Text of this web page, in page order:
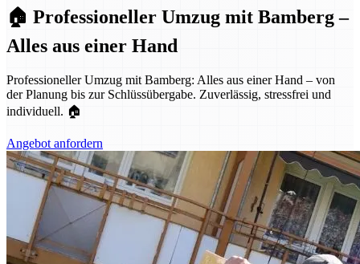
🏠 Professioneller Umzug mit Bamberg –
Alles aus einer Hand
Professioneller Umzug mit Bamberg: Alles aus einer Hand – von
der Planung bis zur Schlüssübergabe. Zuverlässig, stressfrei und
individuell. 🏠
Angebot anfordern